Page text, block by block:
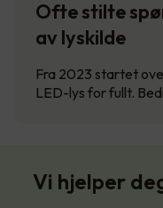
Ofte stilte
av lyskilde
Fra 2023 startet
LED-lys for fullt.
Vi hjelper